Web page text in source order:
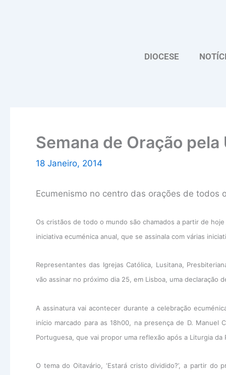
DIOCESE
Semana de Oração
18 Janeiro, 2014
Ecumenismo no centro das orações de todos
Os cristãos de todo o mundo são chamados a partir de
iniciativa ecuménica anual, que se assinala com várias
Representantes das Igrejas Católica, Lusitana,
vão assinar no próximo dia 25, em Lisboa, uma declaração
A assinatura vai acontecer durante a celebração
início marcado para as 18h00, na presença de D. Manuel
Portuguesa, que vai propor uma reflexão após a Liturgia da
O tema do Oitavário, ‘Estará cristo dividido?’, a partir